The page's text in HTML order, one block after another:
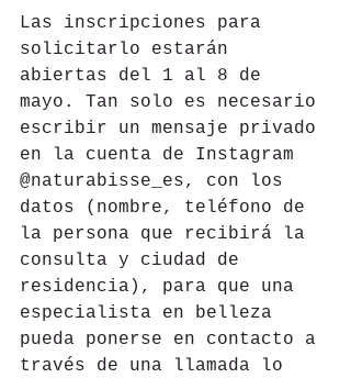
Las inscripciones para
solicitarlo estarán
abiertas del 1 al 8 de
mayo. Tan solo es necesario
escribir un mensaje privado
en la cuenta de Instagram
@naturabisse_es, con los
datos (nombre, teléfono de
la persona que recibirá la
consulta y ciudad de
residencia), para que una
especialista en belleza
pueda ponerse en contacto a
través de una llamada lo